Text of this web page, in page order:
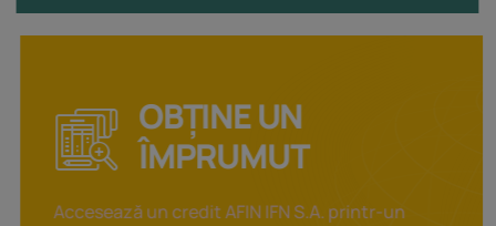
OBȚINE UN
ÎMPRUMUT
Accesează un credit AFIN IFN S.A. printr-un